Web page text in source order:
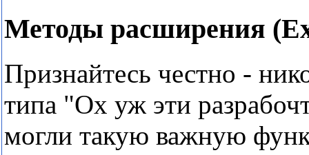
Методы расширения
Признайтесь честно -
типа "Ох уж эти
могли такую важную